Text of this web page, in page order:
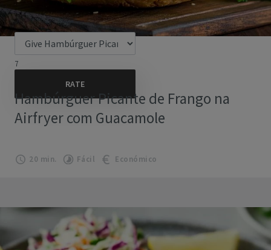
7
Hambúrguer Picante de Frango na
Airfryer com Guacamole
20 min. Fácil Económico